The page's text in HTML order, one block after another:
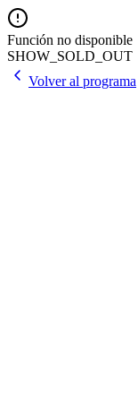
Función no disponible
SHOW_SOLD_OUT
Volver al programa